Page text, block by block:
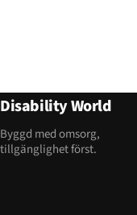
Disability World
Byggd med omsorg,
tillgänglighet först.